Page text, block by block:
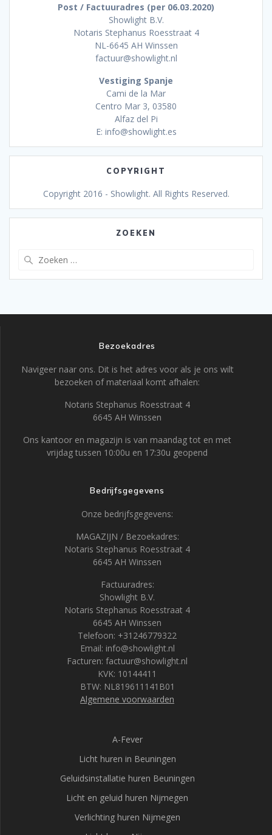
Post / Factuuradres (per 06.03.2020)
Showlight B.V.
Notaris Stephanus Roesstraat 4
NL-6645 AH Winssen
factuur@showlight.nl
Vestiging Spanje
Cami de la Mar
Centro Mar 3, 03580
Alfaz del Pi
E: info@showlight.es
COPYRIGHT
Copyright 2016 - Showlight. All Rights Reserved.
ZOEKEN
Bezoekadres
Navigeer naar ons. Dit is het adres voor als je ons wilt
bezoeken of materiaal komt afhalen:
Notaris Stephanus Roesstraat 4
6645 AH Winssen
Ons kantoor en magazijn is van maandag tot en met
vrijdag tussen 10:00u en 17:30u geopend
Bedrijfsgegevens
Onze bedrijfsgegevens:
MAGAZIJN / Bezoekadres:
Notaris Stephanus Roesstraat 4
6645 AH Winssen
Factuuradres:
Showlight B.V.
Notaris Stephanus Roesstraat 4
6645 AH Winssen
Telefoon: +31246779322
Email: info@showlight.nl
Facturen: factuur@showlight.nl
KVK: 10144411
BTW: NL819611141B01
Algemene voorwaarden
A-Fever
Licht huren in Beuningen
Geluidsinstallatie huren Beuningen
Licht en geluid huren Nijmegen
Verlichting huren Nijmegen